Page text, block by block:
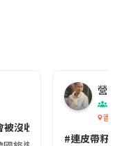
沒收😱出發前切記檢查
營養
香港
#連皮帶籽